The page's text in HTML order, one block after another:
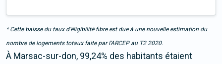
* Cette baisse du taux d’éligibilité fibre est due à une nouvelle estimation du
nombre de logements totaux faite par l’ARCEP au T2 2020.
À Marsac-sur-don, 99,24% des habitants étaient